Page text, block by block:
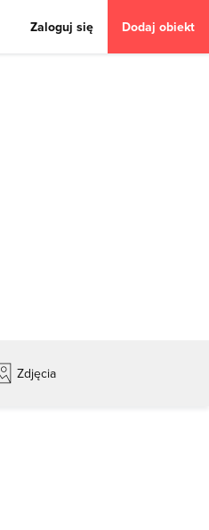
Zaloguj się Dodaj obiekt
Zdjęcia